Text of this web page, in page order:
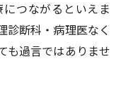
つながるといえま
診断科・病理医なく
も過⾔ではありませ